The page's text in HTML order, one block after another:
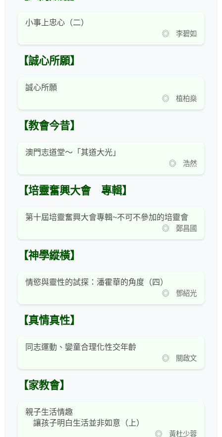
小事上忠心（二）
◎ 李碧如
【誠心所願】
誠心所願
◎ 植柏燊
【教會今昔】
澳門志道堂～「其道大光」
◎ 浩然
【培靈奮興大會 專輯】
第十屆培靈奮興大會專輯~不可不參加的培靈會
◎ 鄭昌國
【神學縱橫】
情慾與靈性的試探：潘霍華的角度（四）
◎ 鄧紹光
【真情真性】
同志運動、孌童合理化性交年齡
◎ 關啟文
【家教會】
親子生活情趣
讓孩子明白生活並非如意（上）
◎ 黃杜少蓉